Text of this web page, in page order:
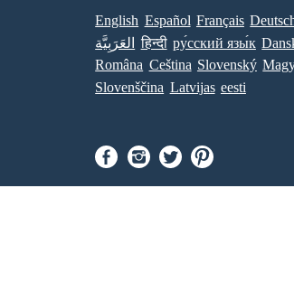
English Español Français
العَرَبِيَّة
हिन्दी ру́сский язы́к
Româna Ceština Slovenský
Slovenščina Latvijas eesti